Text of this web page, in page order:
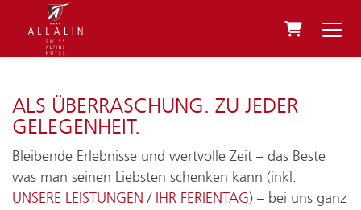
ALS ÜBERRASCHUNG. ZU JEDER
GELEGENHEIT.
Bleibende Erlebnisse und wertvolle Zeit – das Beste
was man seinen Liebsten schenken kann (inkl.
UNSERE LEISTUNGEN / IHR FERIENTAG) – bei uns ganz